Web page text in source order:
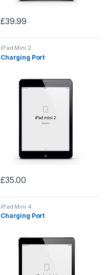
£39.99
iPad Mini 2
Charging Port
£35.00
iPad Mini 4
Charging Port